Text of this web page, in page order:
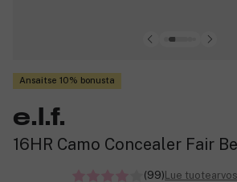
Ansaitse 10% bonusta
e.l.f.
16HR Camo Concealer Fair
(99)Lue